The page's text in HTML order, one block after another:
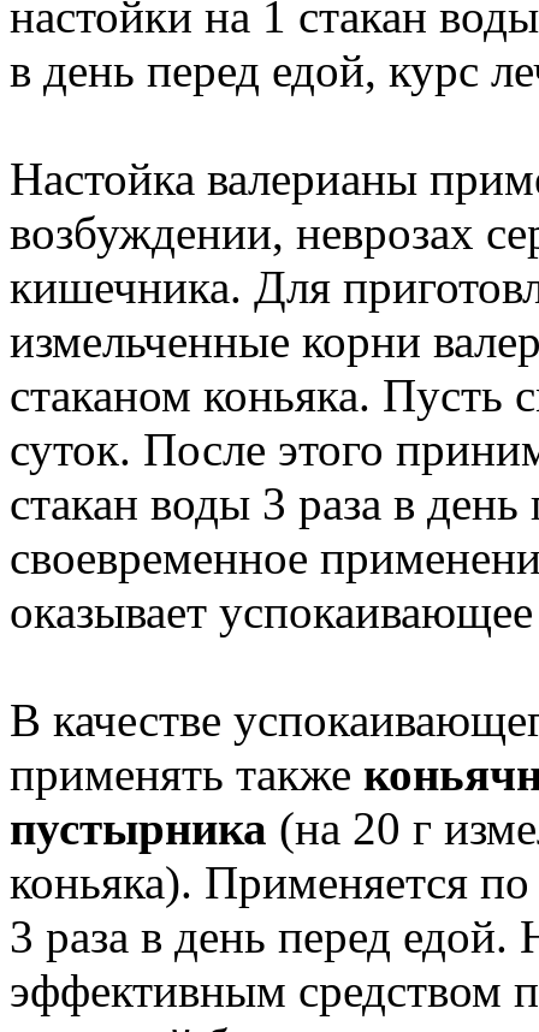
настойки на 1 стакан
в день перед едой, курс
Настойка валерианы
возбуждении, неврозах
кишечника. Для
измельченные корни
стаканом коньяка. Пусть
суток. После этого
стакан воды 3 раза в
своевременное
оказывает
В качестве
применять также
пустырника (на 20 г
коньяка). Применяется
3 раза в день перед едой.
эффективным средством